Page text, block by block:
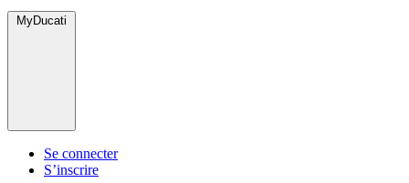
MyDucati
Se connecter
S’inscrire